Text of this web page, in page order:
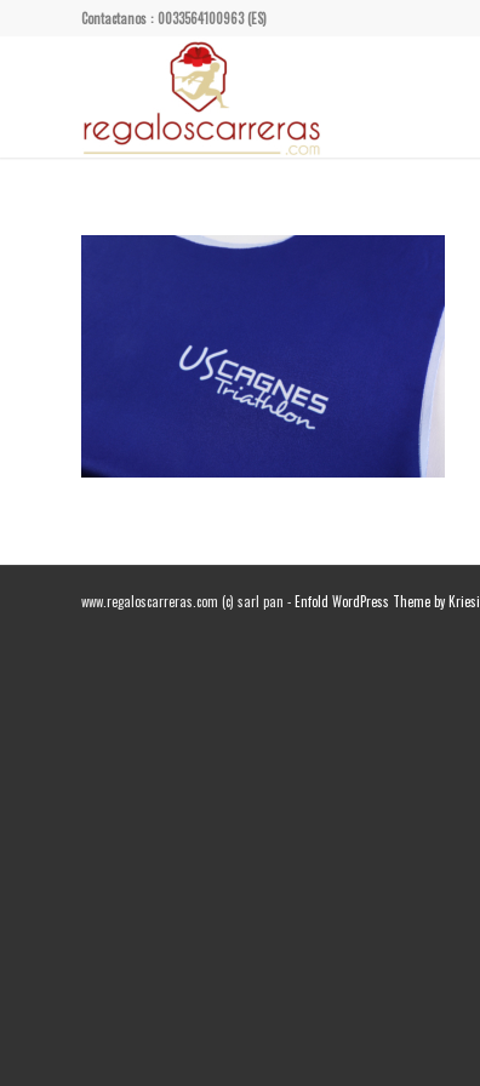
Contactanos : 0033564100963 (ES)
www.regaloscarreras.com (c) sarl pan -Enfold WordPress Theme by Kriesi